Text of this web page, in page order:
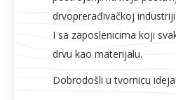
drvoprerađivačkoj industriji.
I sa zaposlenicima koji
drvu kao materijalu.
Dobrodošli u tvornicu ideja!